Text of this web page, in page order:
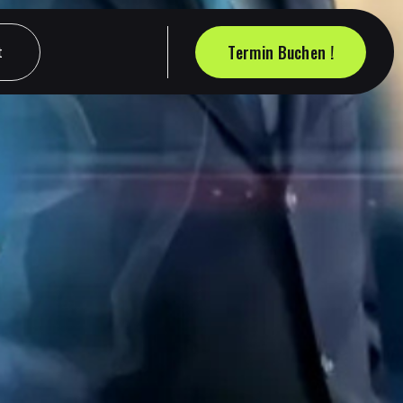
Termin Buchen !
Termin Buchen !